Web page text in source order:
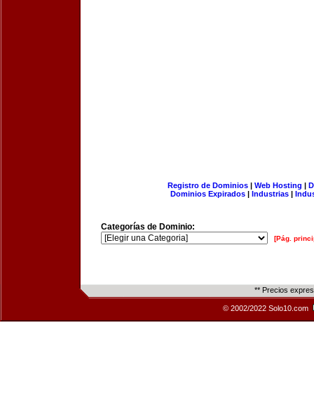
Registro de Dominios| Web Hosting |
Dominios Expirados | Industrias |
Categorías de Dominio:
[Pág.
** Precios
© 2002/2022 Solo10.com